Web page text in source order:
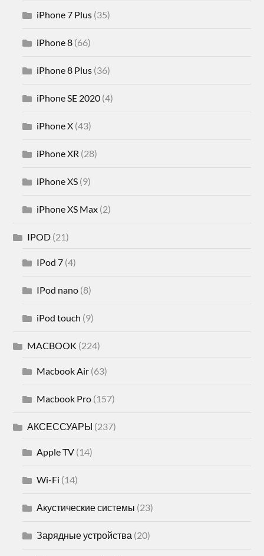
iPhone 7 Plus (35)
iPhone 8 (66)
iPhone 8 Plus (36)
iPhone SE 2020 (4)
iPhone X (43)
iPhone XR (28)
iPhone XS (9)
iPhone XS Max (2)
IPOD (21)
IPod 7 (4)
IPod nano (8)
iPod touch (9)
MACBOOK (224)
Macbook Air (63)
Macbook Pro (157)
АКСЕССУАРЫ (237)
Apple TV (14)
Wi-Fi (14)
Акустические системы (23)
Зарядные устройства (20)